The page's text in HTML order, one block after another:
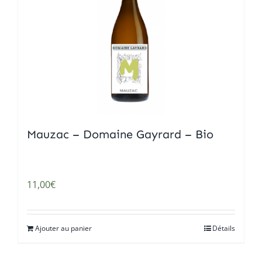
Mauzac – Domaine Gayrard – Bio
11,00€
Ajouter au panier Détails